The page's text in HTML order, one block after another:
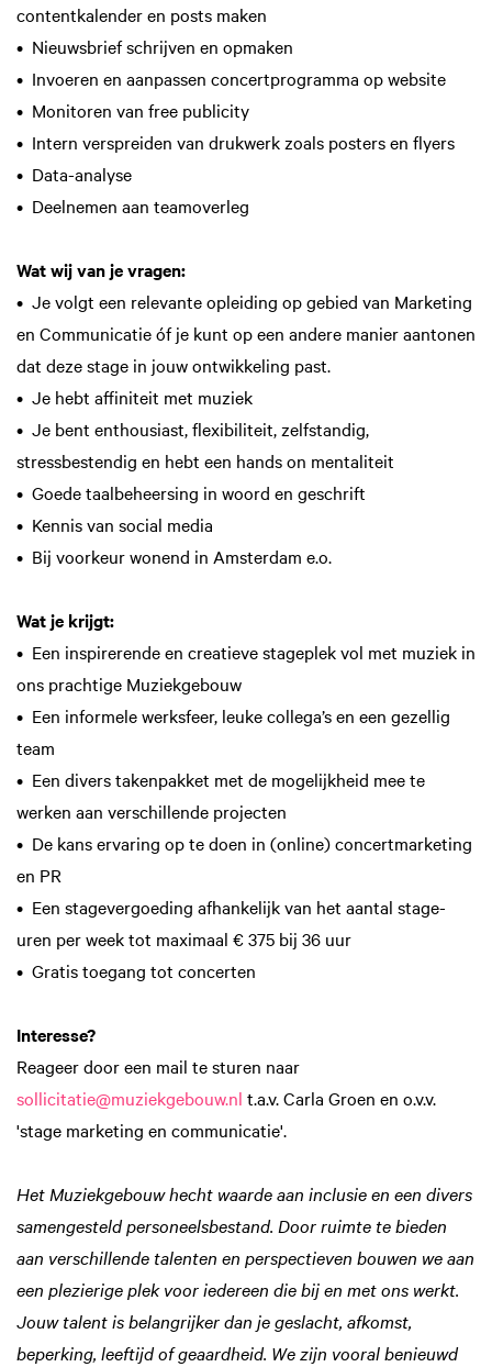
contentkalender en posts maken
• Nieuwsbrief schrijven en opmaken
• Invoeren en aanpassen concertprogramma op website
• Monitoren van free publicity
• Intern verspreiden van drukwerk zoals posters en flyers
• Data-analyse
• Deelnemen aan teamoverleg
Wat wij van je vragen:
• Je volgt een relevante opleiding op gebied van Marketing
en Communicatie óf je kunt op een andere manier aantonen
dat deze stage in jouw ontwikkeling past.
• Je hebt affiniteit met muziek
• Je bent enthousiast, flexibiliteit, zelfstandig,
stressbestendig en hebt een hands on mentaliteit
• Goede taalbeheersing in woord en geschrift
• Kennis van social media
• Bij voorkeur wonend in Amsterdam e.o.
Wat je krijgt:
• Een inspirerende en creatieve stageplek vol met muziek in
ons prachtige Muziekgebouw
• Een informele werksfeer, leuke collega’s en een gezellig
team
• Een divers takenpakket met de mogelijkheid mee te
werken aan verschillende projecten
• De kans ervaring op te doen in (online) concertmarketing
en PR
• Een stagevergoeding afhankelijk van het aantal stage-
uren per week tot maximaal € 375 bij 36 uur
• Gratis toegang tot concerten
Interesse?
Reageer door een mail te sturen naar
sollicitatie@muziekgebouw.nl t.a.v. Carla Groen en o.v.v.
'stage marketing en communicatie'.
Het Muziekgebouw hecht waarde aan inclusie en een divers
samengesteld personeelsbestand. Door ruimte te bieden
aan verschillende talenten en perspectieven bouwen we aan
een plezierige plek voor iedereen die bij en met ons werkt.
Jouw talent is belangrijker dan je geslacht, afkomst,
beperking, leeftijd of geaardheid. We zijn vooral benieuwd